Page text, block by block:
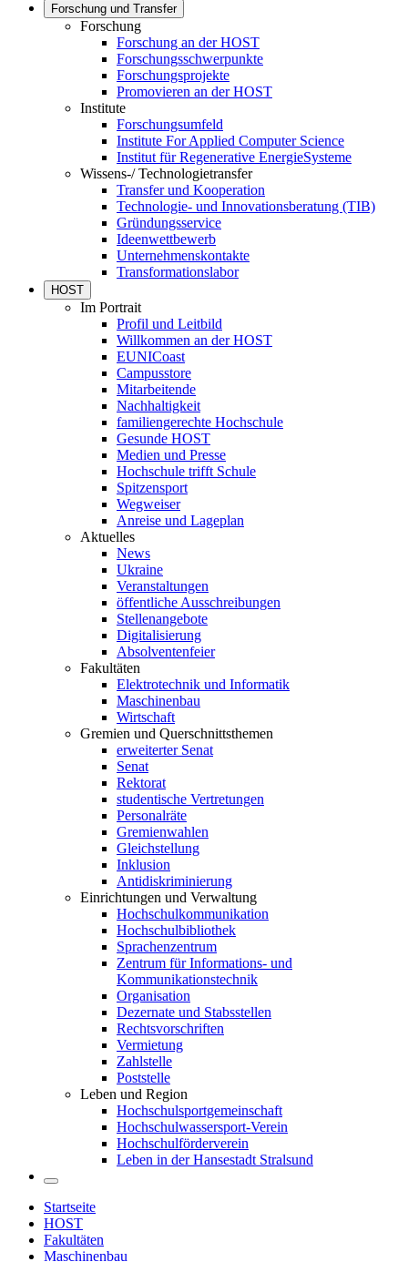
Forschung und Transfer
Forschung
Forschung an der HOST
Forschungsschwerpunkte
Forschungsprojekte
Promovieren an der HOST
Institute
Forschungsumfeld
Institute For Applied Computer Science
Institut für Regenerative EnergieSysteme
Wissens-/ Technologietransfer
Transfer und Kooperation
Technologie- und Innovationsberatung (TIB)
Gründungsservice
Ideenwettbewerb
Unternehmenskontakte
Transformationslabor
HOST
Im Portrait
Profil und Leitbild
Willkommen an der HOST
EUNICoast
Campusstore
Mitarbeitende
Nachhaltigkeit
familiengerechte Hochschule
Gesunde HOST
Medien und Presse
Hochschule trifft Schule
Spitzensport
Wegweiser
Anreise und Lageplan
Aktuelles
News
Ukraine
Veranstaltungen
öffentliche Ausschreibungen
Stellenangebote
Digitalisierung
Absolventenfeier
Fakultäten
Elektrotechnik und Informatik
Maschinenbau
Wirtschaft
Gremien und Querschnittsthemen
erweiterter Senat
Senat
Rektorat
studentische Vertretungen
Personalräte
Gremienwahlen
Gleichstellung
Inklusion
Antidiskriminierung
Einrichtungen und Verwaltung
Hochschulkommunikation
Hochschulbibliothek
Sprachenzentrum
Zentrum für Informations- und
Kommunikationstechnik
Organisation
Dezernate und Stabsstellen
Rechtsvorschriften
Vermietung
Zahlstelle
Poststelle
Leben und Region
Hochschulsportgemeinschaft
Hochschulwassersport-Verein
Hochschulförderverein
Leben in der Hansestadt Stralsund
Startseite
HOST
Fakultäten
Maschinenbau